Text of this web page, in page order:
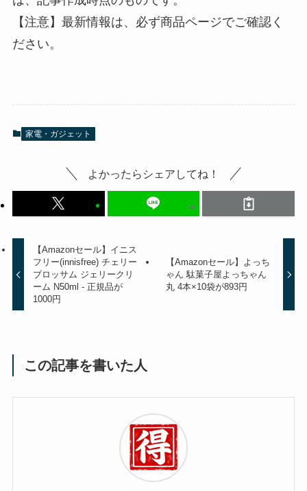
【注意】最新情報は、必ず商品ページでご確認く
ださい。
家電・ガジェット
よかったらシェアしてね！
【Amazonセール】イニス
フリー(innisfree) チェリー
ブロッサム ジェリークリ
ーム N50ml - 正規品が
1000円
【Amazonセール】よっち
ゃん 駄菓子屋よっちゃん
丸 4本×10袋が893円
この記事を書いた人